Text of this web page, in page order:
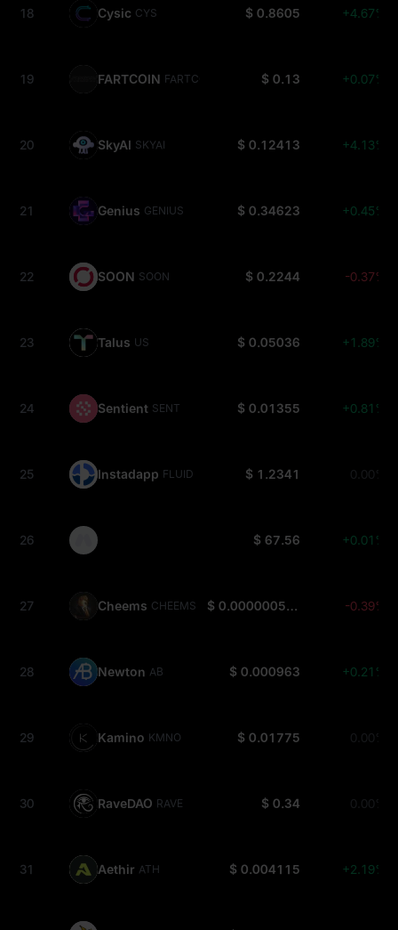
18 Cysic CYS $ 0.8605 +4.67%
19 FARTCOIN FARTCOIN $ 0.13 +0.07%
20 SkyAI SKYAI $ 0.12413 +4.13%
21 Genius GENIUS $ 0.34623 +0.45%
22 SOON SOON $ 0.2244 -0.37%
23 Talus US $ 0.05036 +1.89%
24 Sentient SENT $ 0.01355 +0.81%
25 Instadapp FLUID $ 1.2341 0.00%
26 $ 67.56 +0.01%
27 Cheems CHEEMS $ 0.0000005076 -0.39%
28 Newton AB $ 0.000963 +0.21%
29 Kamino KMNO $ 0.01775 0.00%
30 RaveDAO RAVE $ 0.34 0.00%
31 Aethir ATH $ 0.004115 +2.19%